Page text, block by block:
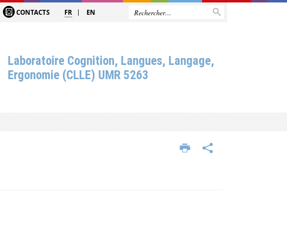
CONTACTS FR EN
Laboratoire Cognition, Langues, Langage,
Ergonomie (CLLE) UMR 5263